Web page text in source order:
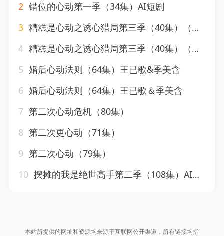
2 错位的心动第一季（34集）AI短剧
3 糟糕是心动之诱心猎局第三季（40集）（含1-2季）AI短剧
4 糟糕是心动之诱心猎局第三季（40集）（含1-2季）AI短剧
5 婚后心动法则（64集）王已歌&季美含
6 婚后心动法则（64集）王已歌＆季美含
7 第二次心动危机（80集）
8 第二次更心动（71集）
9 第二次心动（79集）
10 摆摊的我是绝世高手第二季（108集）AI短剧
本站所提供的网址和资源均来源于互联网公开渠道，所有链接均指